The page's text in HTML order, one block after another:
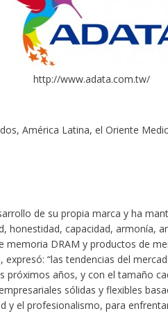
http://www.adata.com.tw/
América Latina, el Oriente
de su propia marca y ha
honestidad, capacidad, armonía,
memoria DRAM y productos de
“las tendencias del
próximos años, y con el tamaño
sólidas y flexibles
y el profesionalismo, para